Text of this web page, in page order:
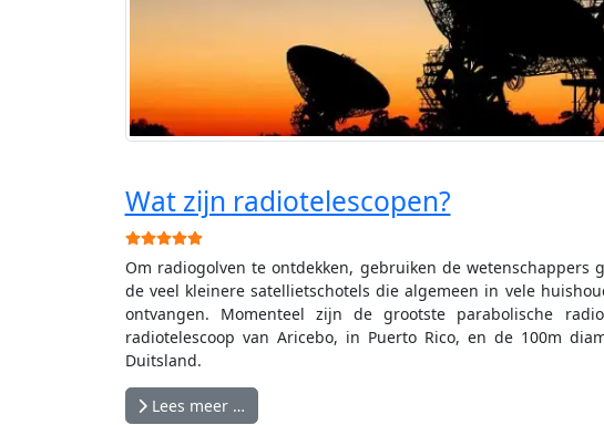
Wat zijn radiotelescopen?
Gebruikerswaardering:
Om radiogolven te ontdekken, gebruiken de wetenschappers
de veel kleinere satellietschotels die algemeen in vele
ontvangen. Momenteel zijn de grootste parabolische
radiotelescoop van Aricebo, in Puerto Rico, en de 100m
Duitsland.
Lees meer …